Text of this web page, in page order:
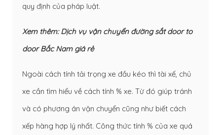
quy định của pháp luật.
Xem thêm:Dịch vụ vận chuyển đường sắt door to
door Bắc Nam giá rẻ
Ngoài cách tính tải trọng xe đầu kéo thì tài xế, chủ
xe cần tìm hiểu về cách tính % xe. Từ đó giúp tránh
và có phương án vận chuyển cũng như biết cách
xếp hàng hợp lý nhất. Công thức tính % của xe quá